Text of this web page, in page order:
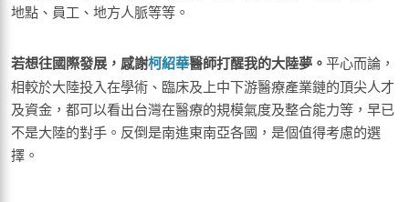
地點、員工、地方人脈等等。
若想往國際發展，感謝柯紹華醫師打醒我的大陸夢。平心而論，
相較於大陸投入在學術、臨床及上中下游醫療產業鏈的頂尖人才
及資金，都可以看出台灣在醫療的規模氣度及整合能力等，早已
不是大陸的對手。反倒是南進東南亞各國，是個值得考慮的選
擇。